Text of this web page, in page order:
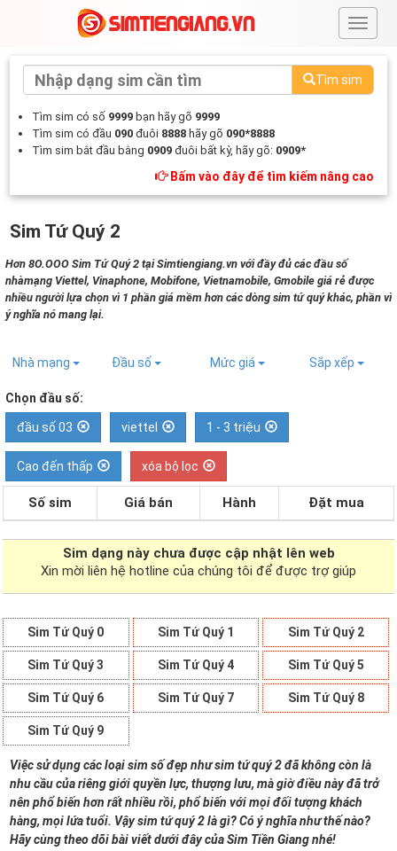
#
Tìm sim
Tìm sim có số 9999 bạn hãy gõ 9999
Tìm sim có đầu 090 đuôi 8888 hãy gõ 090*8888
Tìm sim bắt đầu bằng 0909 đuôi bất kỳ, hãy gõ: 0909*
Bấm vào đây để tìm kiếm nâng cao
Sim Tứ Quý 2
Hơn 8O.OOO Sim Tứ Quý 2 tại Simtiengiang.vn với đầy đủ các đầu số
nhàmạng Viettel, Vinaphone, Mobifone, Vietnamobile, Gmobile giá rẻ được
nhiều người lựa chọn vì 1 phần giá mềm hơn các dòng sim tứ quý khác, phần vì
ý nghĩa nó mang lại.
Nhà mạng Đầu số Mức giá Sắp xếp
Chọn đầu số:
đầu số 03 viettel 1 - 3 triệu
Cao đến thấp xóa bộ lọc
Số sim Giá bán Hành Đặt mua
Sim dạng này chưa được cập nhật lên web
Xin mời liên hệ hotline của chúng tôi để được trợ giúp
Sim Tứ Quý 0 Sim Tứ Quý 1 Sim Tứ Quý 2
Sim Tứ Quý 3 Sim Tứ Quý 4 Sim Tứ Quý 5
Sim Tứ Quý 6 Sim Tứ Quý 7 Sim Tứ Quý 8
Sim Tứ Quý 9
Việc sử dụng các loại sim số đẹp như sim tứ quý 2 đã không còn là
nhu cầu của riêng giới quyền lực, thượng lưu, mà giờ điều này đã trở
nên phổ biến hơn rất nhiều rồi, phổ biến với mọi đối tượng khách
hàng, mọi lứa tuổi. Vậy sim tứ quý 2 là gì? Có ý nghĩa như thế nào?
Hãy cùng theo dõi bài viết dưới đây của Sim Tiền Giang nhé!